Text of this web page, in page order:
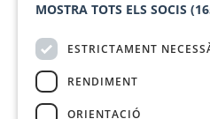
MOSTRA TOTS ELS SOCIS
ESTRICTAMENT
RENDIMENT
ORIENTACIÓ